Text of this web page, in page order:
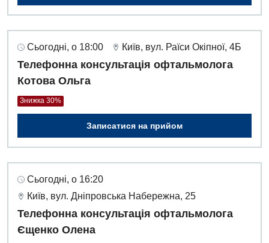
Сьогодні, о 18:00 Київ, вул. Раїси Окіпної, 4Б
Телефонна консультація офтальмолога
Котова Ольга
Знижка 30%
Записатися на прийом
Сьогодні, о 16:20
Київ, вул. Дніпровська Набережна, 25
Телефонна консультація офтальмолога
Єщенко Олена